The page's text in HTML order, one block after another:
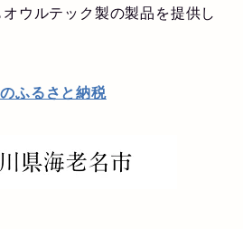
ウルテック製の製品を提供し
ふるさと納税